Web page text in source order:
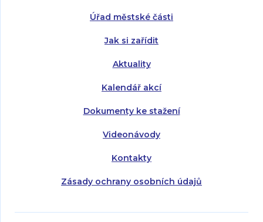
Úřad městské části
Jak si zařídit
Aktuality
Kalendář akcí
Dokumenty ke stažení
Videonávody
Kontakty
Zásady ochrany osobních údajů